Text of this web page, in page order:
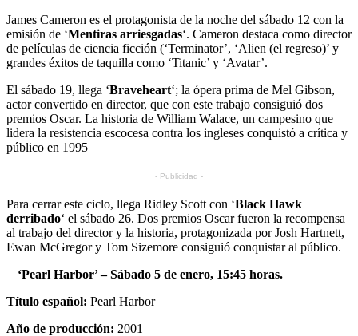
James Cameron es el protagonista de la noche del sábado 12 con la
emisión de ‘Mentiras arriesgadas‘. Cameron destaca como director
de películas de ciencia ficción (‘Terminator’, ‘Alien (el regreso)’ y
grandes éxitos de taquilla como ‘Titanic’ y ‘Avatar’.
El sábado 19, llega ‘Braveheart‘; la ópera prima de Mel Gibson,
actor convertido en director, que con este trabajo consiguió dos
premios Oscar. La historia de William Walace, un campesino que
lidera la resistencia escocesa contra los ingleses conquistó a crítica y
público en 1995
- Publicidad -
Para cerrar este ciclo, llega Ridley Scott con ‘Black Hawk
derribado‘ el sábado 26. Dos premios Oscar fueron la recompensa
al trabajo del director y la historia, protagonizada por Josh Hartnett,
Ewan McGregor y Tom Sizemore consiguió conquistar al público.
‘Pearl Harbor’ –Sábado 5 de enero, 15:45 horas.
Título español: Pearl Harbor
Año de producción: 2001